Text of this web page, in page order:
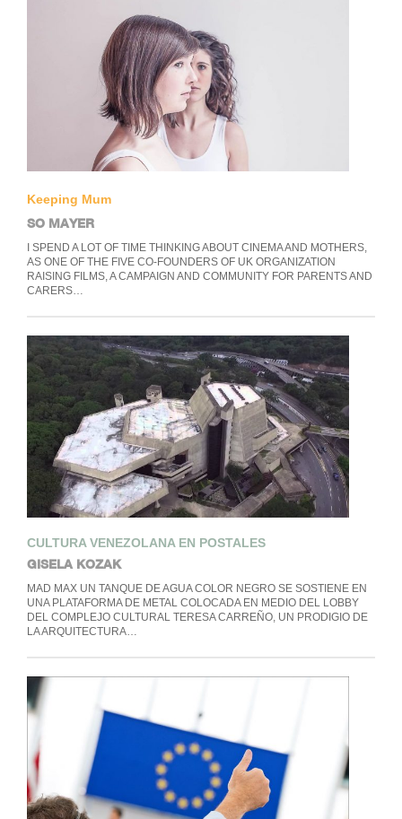
Keeping Mum
SO MAYER
I SPEND A LOT OF TIME THINKING ABOUT CINEMA AND MOTHERS,
AS ONE OF THE FIVE CO-FOUNDERS OF UK ORGANIZATION
RAISING FILMS, A CAMPAIGN AND COMMUNITY FOR PARENTS AND
CARERS…
CULTURA VENEZOLANA EN POSTALES
GISELA KOZAK
MAD MAX UN TANQUE DE AGUA COLOR NEGRO SE SOSTIENE EN
UNA PLATAFORMA DE METAL COLOCADA EN MEDIO DEL LOBBY
DEL COMPLEJO CULTURAL TERESA CARREÑO, UN PRODIGIO DE
LA ARQUITECTURA…